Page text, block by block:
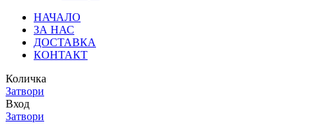
НАЧАЛО
ЗА НАС
ДОСТАВКА
КОНТАКТ
Количка
Затвори
Вход
Затвори